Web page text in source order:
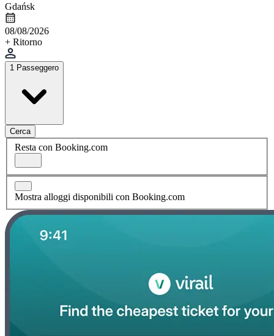
Gdańsk
08/08/2026
+ Ritorno
1 Passeggero
Cerca
Resta con Booking.com
Mostra alloggi disponibili con Booking.com